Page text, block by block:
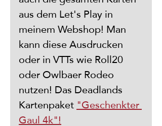
aus dem Let's Play in
meinem Webshop! Man
kann diese Ausdrucken
oder in VTTs wie Roll20
oder Owlbaer Rodeo
nutzen! Das Deadlands
Kartenpaket "Geschenkter
Gaul 4k"!